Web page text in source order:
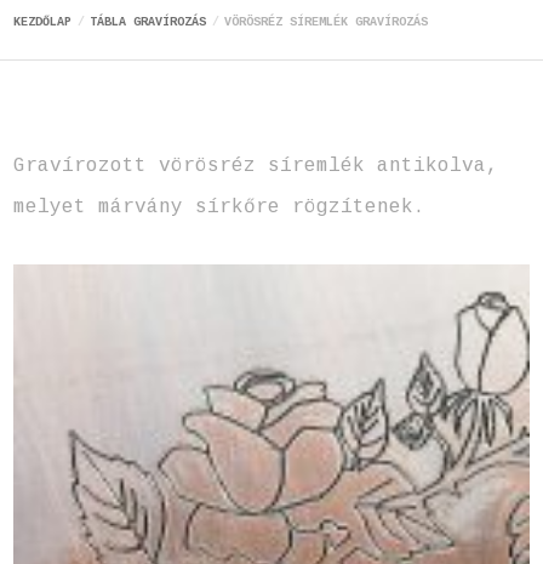
KEZDŐLAP TÁBLA GRAVÍROZÁS VÖRÖSRÉZ SÍREMLÉK GRAVÍROZÁS
Gravírozott vörösréz síremlék antikolva,
melyet márvány sírkőre rögzítenek.